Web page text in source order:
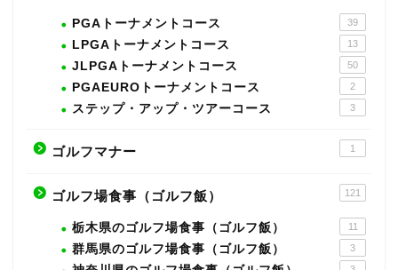
PGAトーナメントコース 39
LPGAトーナメントコース 13
JLPGAトーナメントコース 50
PGAEUROトーナメントコース 2
ステップ・アップ・ツアーコース 3
ゴルフマナー 1
ゴルフ場食事（ゴルフ飯） 121
栃木県のゴルフ場食事（ゴルフ飯） 11
群馬県のゴルフ場食事（ゴルフ飯） 3